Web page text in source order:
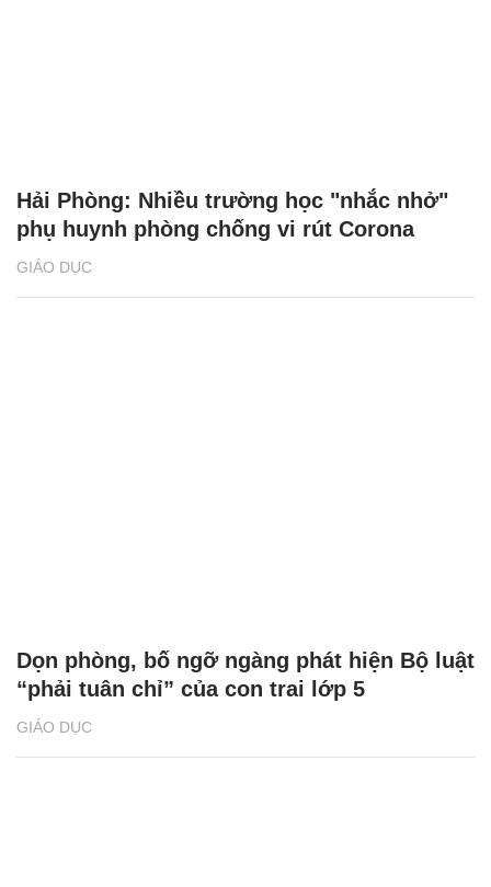
GIÁO DỤC
Hải Phòng: Nhiều trường học "nhắc nhở"
phụ huynh phòng chống vi rút Corona
GIÁO DỤC
Dọn phòng, bố ngỡ ngàng phát hiện Bộ luật
“phải tuân chỉ” của con trai lớp 5